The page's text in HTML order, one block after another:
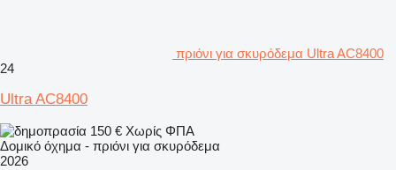
πριόνι για σκυρόδεμα Ultra AC8400
24
Ultra AC8400
150 € Χωρίς ΦΠΑ
Δομικό όχημα - πριόνι για σκυρόδεμα
2026